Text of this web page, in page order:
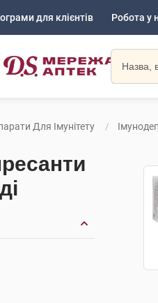
для клієнтів Робота у
Для Імунітету